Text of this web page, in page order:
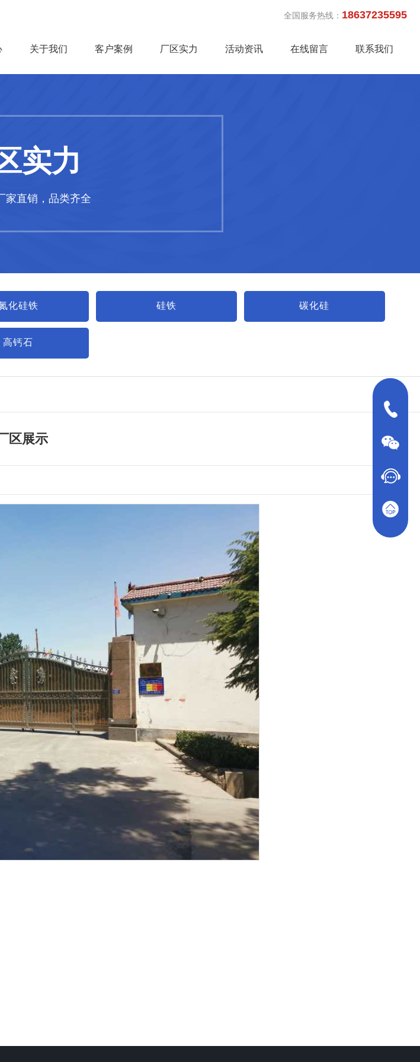
全国服务热线： 18637235595
关于我们 客户案例 厂区实力 活动资讯 在线留言 联系我们
实力
家直销，品类齐全
化硅铁 硅铁 碳化硅
高钙石
区展示